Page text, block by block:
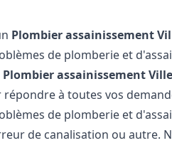
Plombier assainissement
de plomberie et
Plombier assainissement
à toutes vos
de plomberie et
de canalisation ou autre.